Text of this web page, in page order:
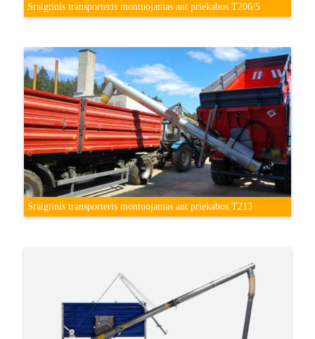
Sraigtinis transporteris montuojamas ant priekabos T206/5
Sraigtinis transporteris montuojamas ant priekabos T213